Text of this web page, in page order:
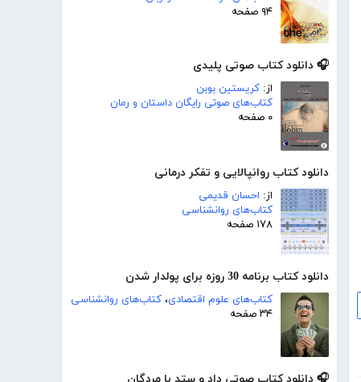
۹۴ صفحه
🎧 دانلود کتاب صوتی پلیدی
از: کریستین بوبن
کتاب‌های صوتی رایگان داستان و رمان
۰ صفحه
دانلود کتاب روانپالایی و تفکر درمانی
از: احسان قدیمی
کتاب‌های روانشناسی
۱۷۸ صفحه
دانلود کتاب برنامه 30 روزه برای پولدار شدن
کتاب‌های علوم اقتصادی، کتاب‌های روانشناسی
۳۴ صفحه